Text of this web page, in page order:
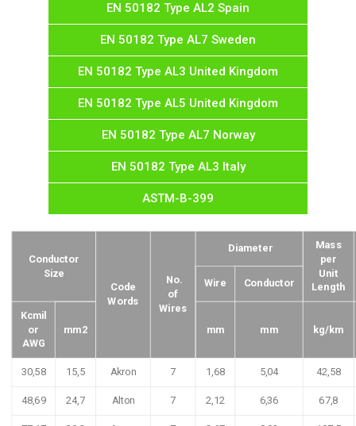
EN 50182 Type AL2 Spain
EN 50182 Type AL7 Sweden
EN 50182 Type AL3 United Kingdom
EN 50182 Type AL5 United Kingdom
EN 50182 Type AL7 Norway
EN 50182 Type AL3 Italy
ASTM-B-399
Conductor
Size
Code
Words
No.
of
Wires
Diameter
Mass
per
Unit
Length
Wire Conductor
Kcmil
or
AWG
mm2 mm mm kg/km
30,58 15,5 Akron 7 1,68 5,04 42,58
48,69 24,7 Alton 7 2,12 6,36 67,8